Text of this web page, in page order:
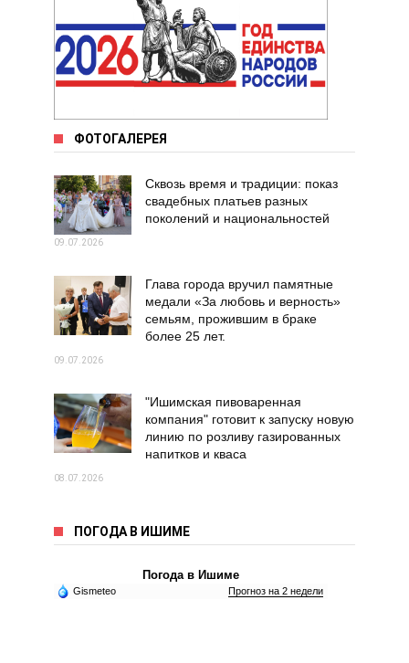
ФОТОГАЛЕРЕЯ
Сквозь время и традиции: показ
свадебных платьев разных
поколений и национальностей
09.07.2026
Глава города вручил памятные
медали «За любовь и верность»
семьям, прожившим в браке
более 25 лет.
09.07.2026
"Ишимская пивоваренная
компания" готовит к запуску новую
линию по розливу газированных
напитков и кваса
08.07.2026
ПОГОДА В ИШИМЕ
Погода в Ишиме
Gismeteo Прогноз на 2 недели